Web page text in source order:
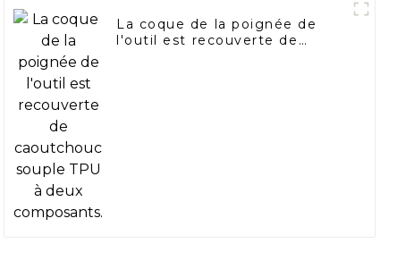
La coque de la poignée de
l'outil est recouverte de